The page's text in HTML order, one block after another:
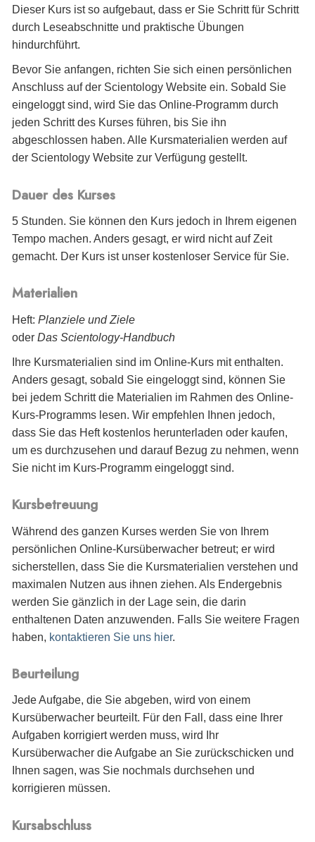
Dieser Kurs ist so aufgebaut, dass er Sie Schritt für Schritt
durch Leseabschnitte und praktische Übungen
hindurchführt.
Bevor Sie anfangen, richten Sie sich einen persönlichen
Anschluss auf der Scientology Website ein. Sobald Sie
eingeloggt sind, wird Sie das Online-Programm durch
jeden Schritt des Kurses führen, bis Sie ihn
abgeschlossen haben. Alle Kursmaterialien werden auf
der Scientology Website zur Verfügung gestellt.
Dauer des Kurses
5 Stunden. Sie können den Kurs jedoch in Ihrem eigenen
Tempo machen. Anders gesagt, er wird nicht auf Zeit
gemacht. Der Kurs ist unser kostenloser Service für Sie.
Materialien
Heft: Planziele und Ziele
oder Das Scientology-Handbuch
Ihre Kursmaterialien sind im Online-Kurs mit enthalten.
Anders gesagt, sobald Sie eingeloggt sind, können Sie
bei jedem Schritt die Materialien im Rahmen des Online-
Kurs-Programms lesen. Wir empfehlen Ihnen jedoch,
dass Sie das Heft kostenlos herunterladen oder kaufen,
um es durchzusehen und darauf Bezug zu nehmen, wenn
Sie nicht im Kurs-Programm eingeloggt sind.
Kursbetreuung
Während des ganzen Kurses werden Sie von Ihrem
persönlichen Online-Kursüberwacher betreut; er wird
sicherstellen, dass Sie die Kursmaterialien verstehen und
maximalen Nutzen aus ihnen ziehen. Als Endergebnis
werden Sie gänzlich in der Lage sein, die darin
enthaltenen Daten anzuwenden. Falls Sie weitere Fragen
haben, kontaktieren Sie uns hier.
Beurteilung
Jede Aufgabe, die Sie abgeben, wird von einem
Kursüberwacher beurteilt. Für den Fall, dass eine Ihrer
Aufgaben korrigiert werden muss, wird Ihr
Kursüberwacher die Aufgabe an Sie zurückschicken und
Ihnen sagen, was Sie nochmals durchsehen und
korrigieren müssen.
Kursabschluss